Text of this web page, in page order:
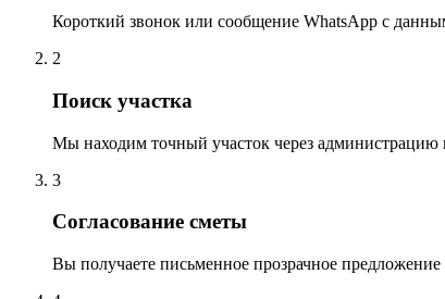
Короткий звонок или сообщение WhatsApp с
2
Поиск участка
Мы находим точный участок через
3
Согласование сметы
Вы получаете письменное прозрачное